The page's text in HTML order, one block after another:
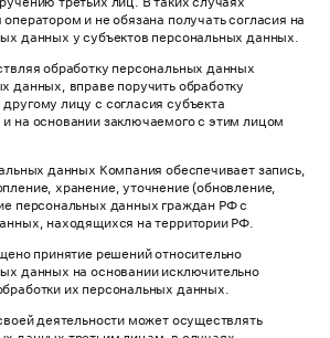
и не обязана получать согласия на
данных у субъектов персональных данных.
обработку персональных данных
данных, вправе поручить обработку
лицу с согласия субъекта
на основании заключаемого с этим лицом
данных Компания обеспечивает запись,
хранение, уточнение (обновление,
персональных данных граждан РФ с
находящихся на территории РФ.
принятие решений относительно
данных на основании исключительно
их персональных данных.
деятельности может осуществлять